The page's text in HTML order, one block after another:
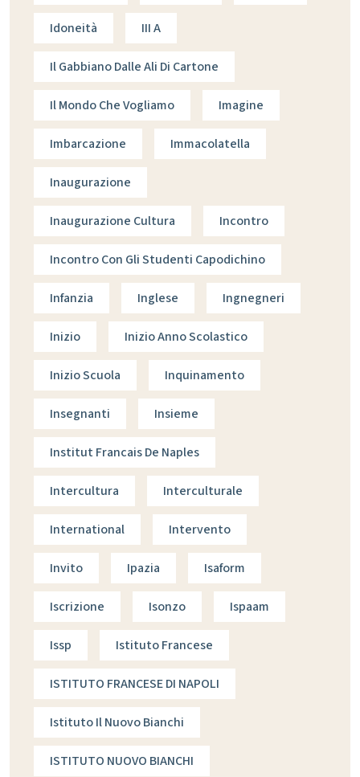
Idoneità III A
Il Gabbiano Dalle Ali Di Cartone
Il Mondo Che Vogliamo Imagine
Imbarcazione Immacolatella
Inaugurazione
Inaugurazione Cultura Incontro
Incontro Con Gli Studenti Capodichino
Infanzia Inglese Ingnegneri
Inizio Inizio Anno Scolastico
Inizio Scuola Inquinamento
Insegnanti Insieme
Institut Francais De Naples
Intercultura Interculturale
International Intervento
Invito Ipazia Isaform
Iscrizione Isonzo Ispaam
Issp Istituto Francese
ISTITUTO FRANCESE DI NAPOLI
Istituto Il Nuovo Bianchi
ISTITUTO NUOVO BIANCHI